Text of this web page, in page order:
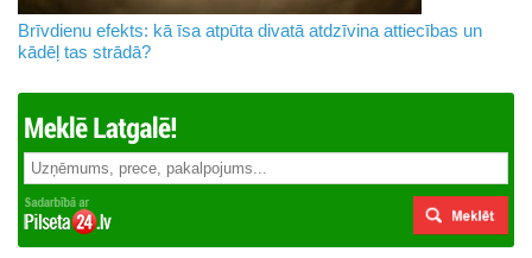
Brīvdienu efekts: kā īsa atpūta divatā atdzīvina attiecības un
kādēļ tas strādā?